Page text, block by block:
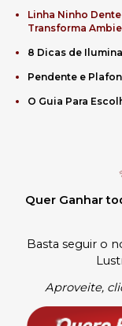
Linha Ninho
Transforma
8 Dicas de
Pendente e
O Guia Para
Quer Ganhar
Basta seguir o
Aproveite,